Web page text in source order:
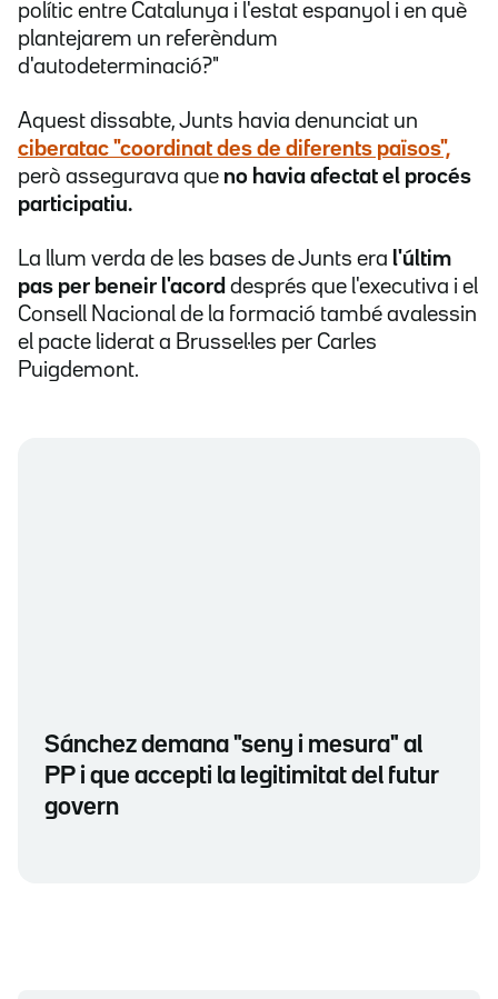
polític entre Catalunya i l'estat espanyol i en què
plantejarem un referèndum
d'autodeterminació?"
Aquest dissabte, Junts havia denunciat un
ciberatac "coordinat des de diferents països",
però assegurava que no havia afectat el procés
participatiu.
La llum verda de les bases de Junts era l'últim
pas per beneir l'acord després que l'executiva i el
Consell Nacional de la formació també avalessin
el pacte liderat a Brussel·les per Carles
Puigdemont.
Sánchez demana "seny i mesura" al
PP i que accepti la legitimitat del futur
govern